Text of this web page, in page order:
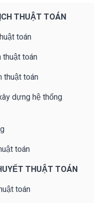
THUẬT TOÁN
toán
thuật toán
thuật toán
dựng hệ thống
toán
THUẬT TOÁN
toán